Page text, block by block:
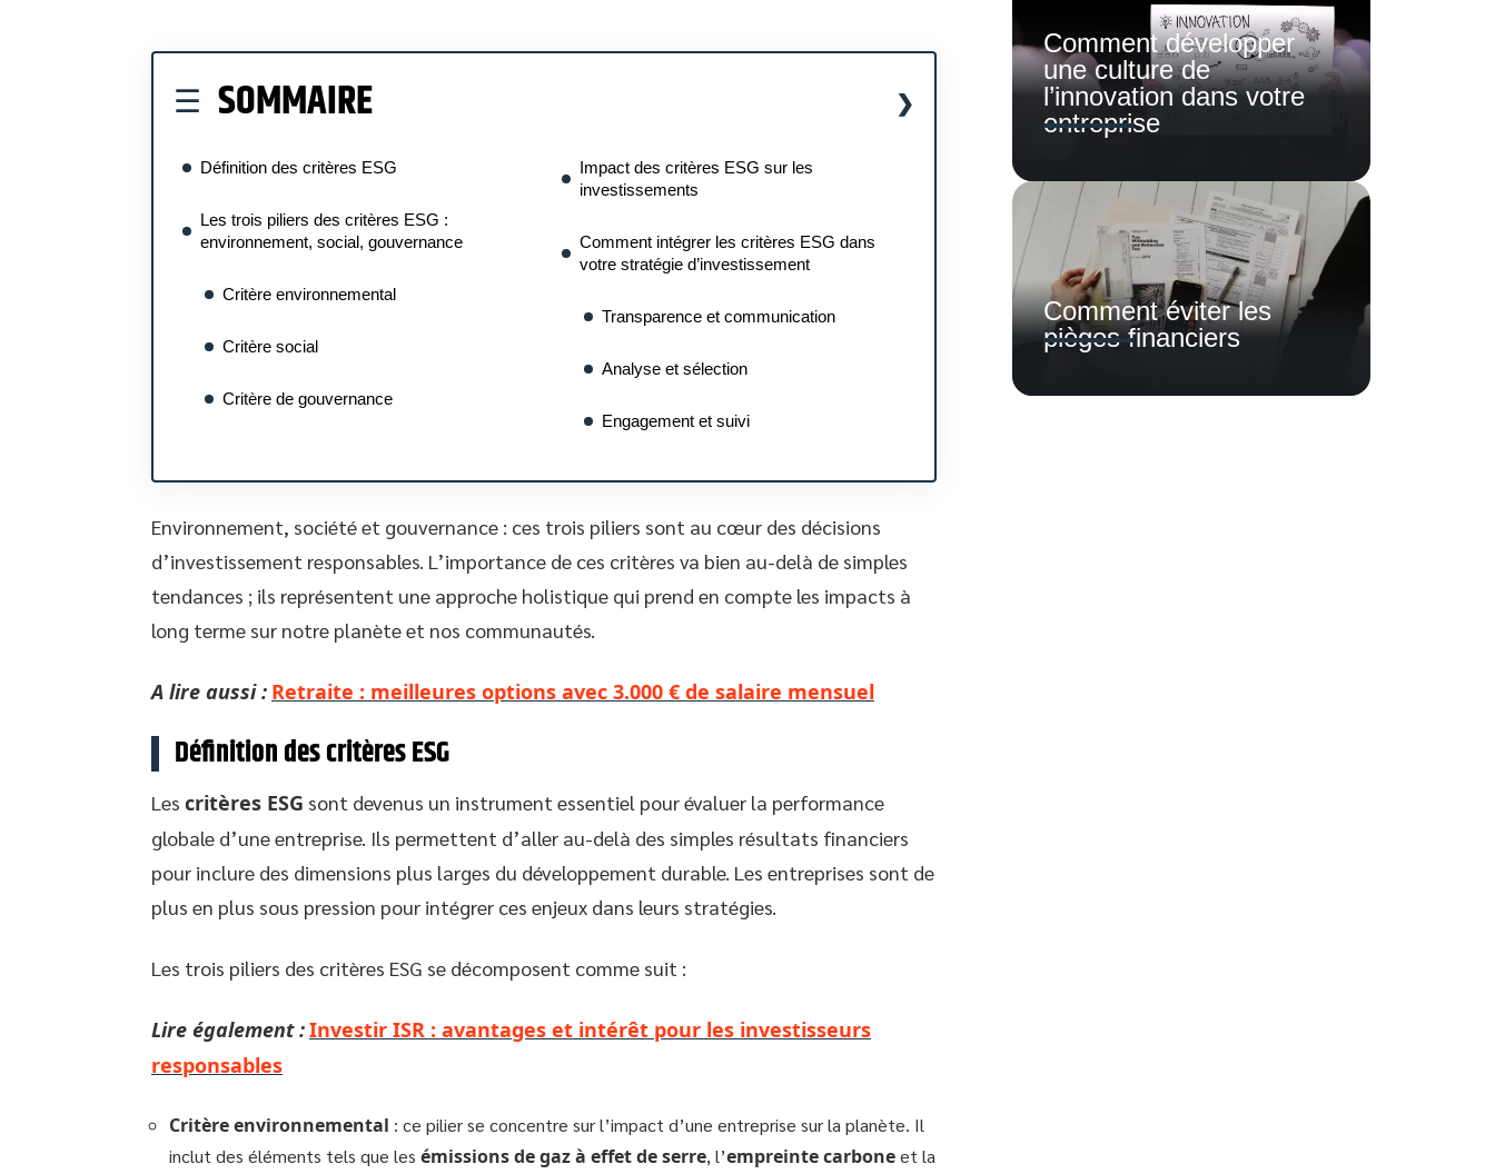
SOMMAIRE
Définition des critères ESG
Les trois piliers des critères ESG :
environnement, social, gouvernance
Critère environnemental
Critère social
Critère de gouvernance
Impact des critères ESG sur les
investissements
Comment intégrer les critères ESG dans
votre stratégie d’investissement
Transparence et communication
Analyse et sélection
Engagement et suivi
Environnement, société et gouvernance : ces trois piliers sont au cœur des décisions
d’investissement responsables. L’importance de ces critères va bien au-delà de simples
tendances ; ils représentent une approche holistique qui prend en compte les impacts à
long terme sur notre planète et nos communautés.
A lire aussi : Retraite : meilleures options avec 3.000 € de salaire mensuel
Définition des critères ESG
Les critères ESG sont devenus un instrument essentiel pour évaluer la performance
globale d’une entreprise. Ils permettent d’aller au-delà des simples résultats financiers
pour inclure des dimensions plus larges du développement durable. Les entreprises sont de
plus en plus sous pression pour intégrer ces enjeux dans leurs stratégies.
Les trois piliers des critères ESG se décomposent comme suit :
Lire également :Investir ISR : avantages et intérêt pour les investisseurs
responsables
Critère environnemental : ce pilier se concentre sur l’impact d’une entreprise sur la planète. Il
inclut des éléments tels que les émissions de gaz à effet de serre, l’empreinte carboneet la
Comment développer
une culture de
l’innovation dans votre
entreprise
Comment éviter les
pièges financiers